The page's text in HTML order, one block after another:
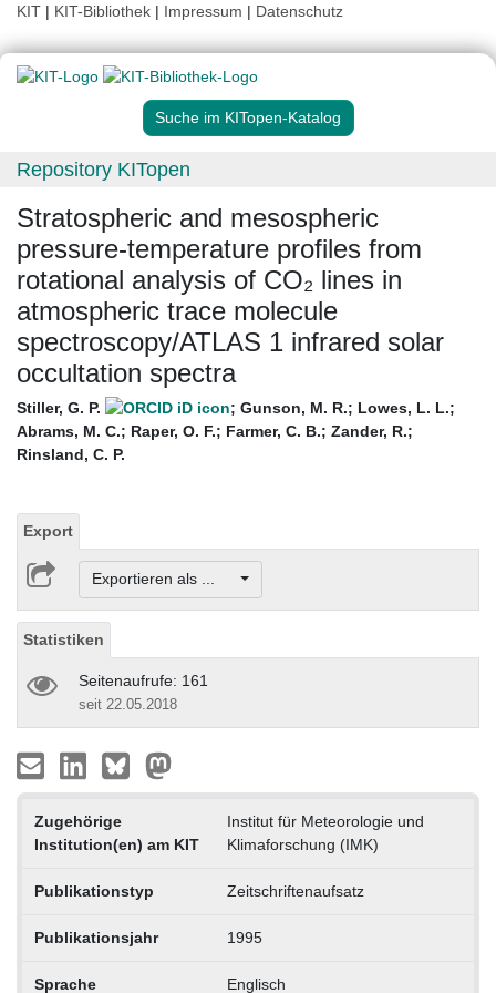
KIT | KIT-Bibliothek | Impressum | Datenschutz
Suche im KITopen-Katalog
Repository KITopen
Stratospheric and mesospheric
pressure-temperature profiles from
rotational analysis of CO₂ lines in
atmospheric trace molecule
spectroscopy/ATLAS 1 infrared solar
occultation spectra
Stiller, G. P. ; Gunson, M. R.; Lowes, L. L.;
Abrams, M. C.; Raper, O. F.; Farmer, C. B.; Zander, R.;
Rinsland, C. P.
Export
Exportieren als ...
Statistiken
Seitenaufrufe: 161
seit 22.05.2018
Zugehörige
Institution(en) am KIT
Institut für Meteorologie und
Klimaforschung (IMK)
Publikationstyp Zeitschriftenaufsatz
Publikationsjahr 1995
Sprache Englisch